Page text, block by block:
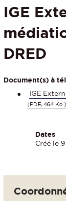
IGE
DRED
Document(s) à
IGE
(PDF, 464 Ko )
Dates
Créé le